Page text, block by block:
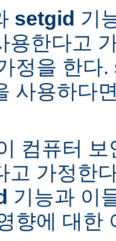
setgid 기
용한다고
정을 한다
사용하다
컴퓨터
고 가정한
기능과 이
향에 대한